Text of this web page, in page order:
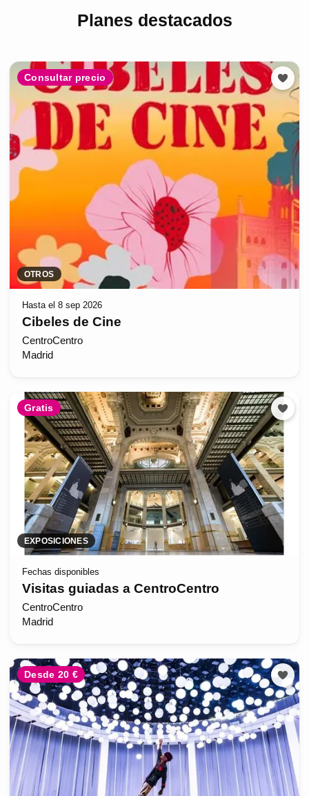
Planes destacados
Consultar precio
OTROS
Hasta el 8 sep 2026
Cibeles de Cine
CentroCentro
Madrid
Gratis
EXPOSICIONES
Fechas disponibles
Visitas guiadas a CentroCentro
CentroCentro
Madrid
Desde 20 €